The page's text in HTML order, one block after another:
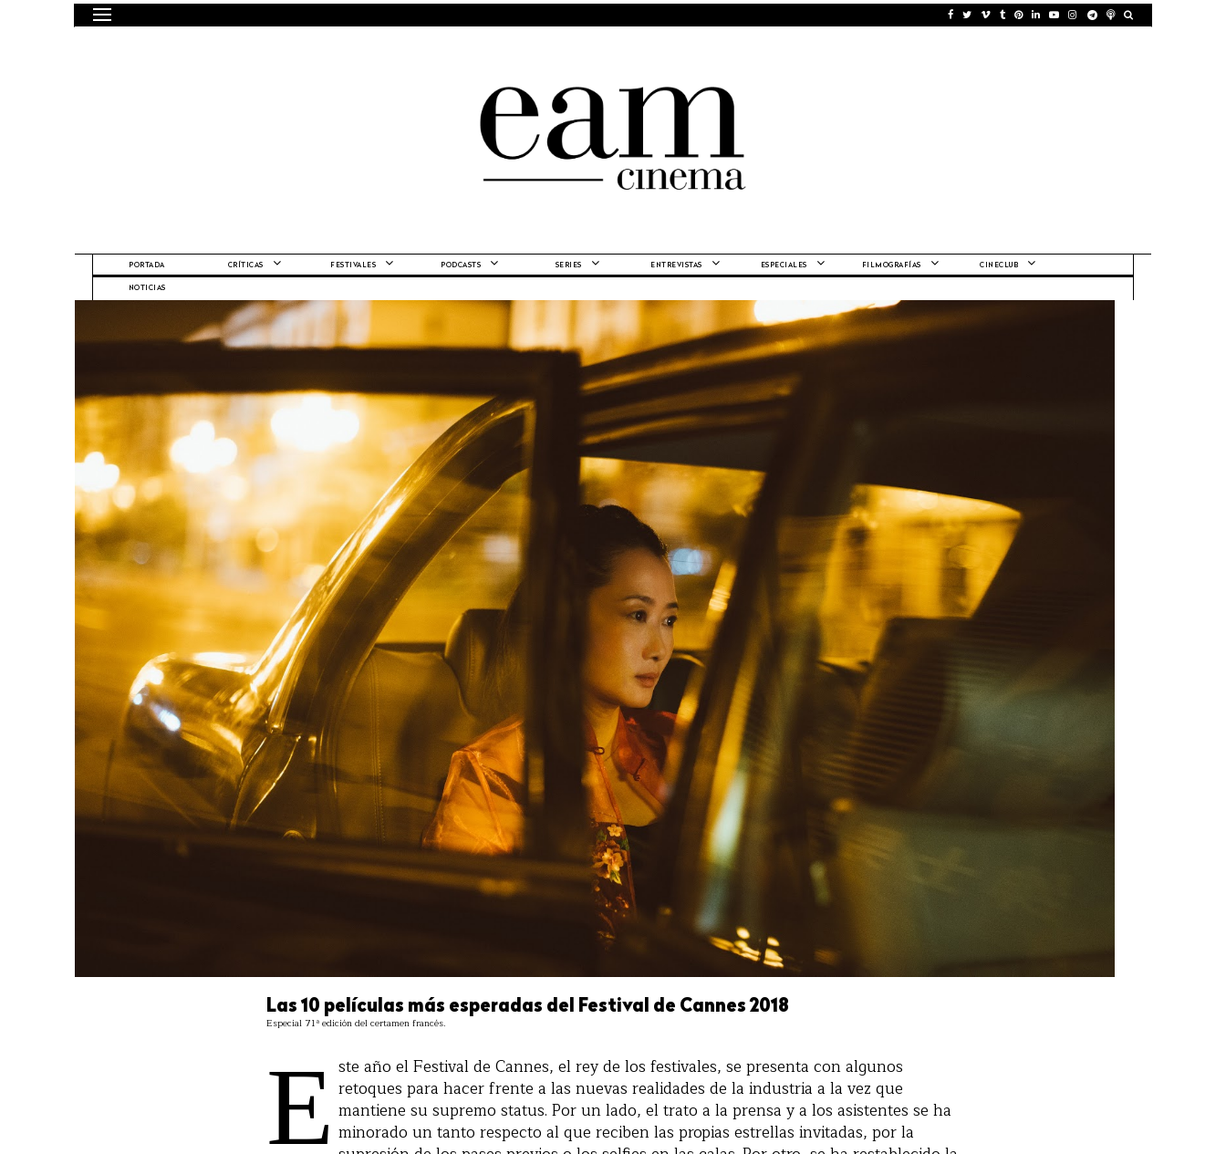
PORTADA CRÍTICAS FESTIVALES PODCASTS SERIES ENTREVISTAS ESPECIALES FILMOGRAFÍAS CINECLUB
NOTICIAS
Las 10 películas más esperadas del Festival de Cannes 2018
Especial 71ª edición del certamen francés.
E ste año el Festival de Cannes, el rey de los festivales, se presenta con algunos
retoques para hacer frente a las nuevas realidades de la industria a la vez que
mantiene su supremo status. Por un lado, el trato a la prensa y a los asistentes se ha
minorado un tanto respecto al que reciben las propias estrellas invitadas, por la